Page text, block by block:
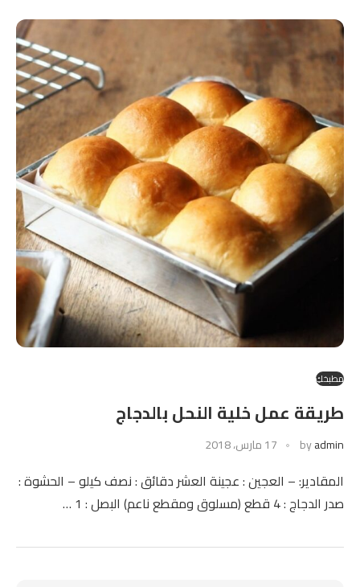
مطبخكِ
طريقة عمل خلية النحل بالدجاج
byadmin 17 مارس، 2018
المقادير: – العجين : عجينة العشر دقائق : نصف كيلو – الحشوة :
صدر الدجاج : 4 قطع (مسلوق ومقطع ناعم) البصل : 1 …